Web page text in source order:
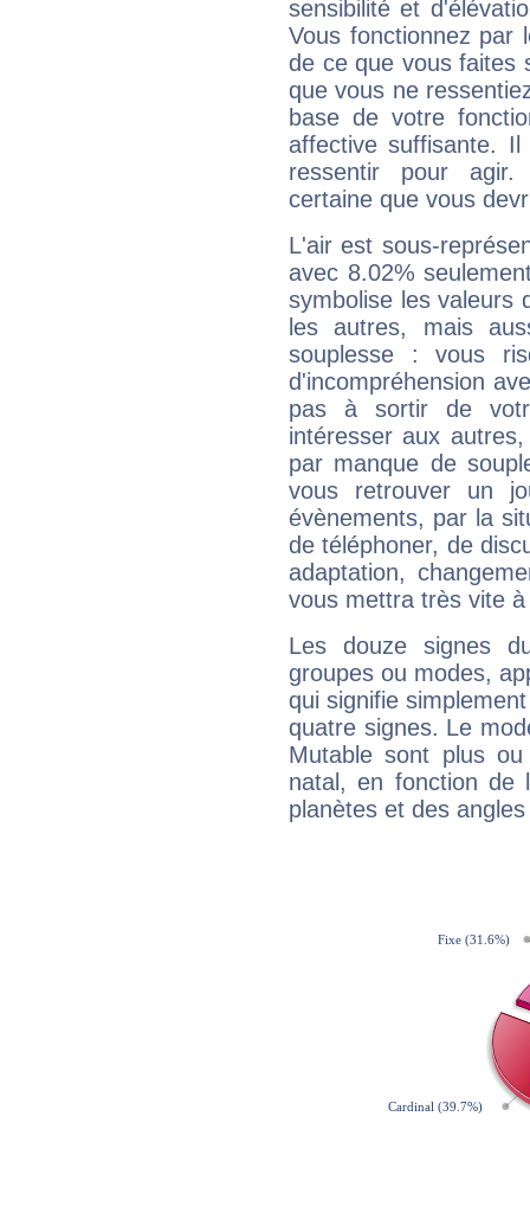
sensibilité et
Vous fonctionnez
de ce que vous faites
que vous ne
base de votre
affective suffisante.
ressentir pour agir.
certaine que vous
L'air est sous-
avec 8.02%
symbolise les valeurs
les autres, mais
souplesse : vous
d'incompréhension
pas à sortir de
intéresser aux
par manque de
vous retrouver un
évènements, par la
de téléphoner, de
adaptation,
vous mettra très vite
Les douze signes
groupes ou modes,
qui signifie
quatre signes. Le
Mutable sont plus
natal, en fonction de
planètes et des